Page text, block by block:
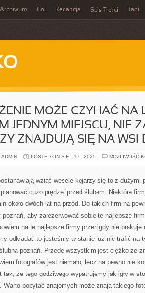
Archiwum Gol Redakcja Spis Treści Tagi
MOŻE CZYHAĆ NA
JEDNYM MIEJSCU, NIE
ZNAJDUJĄ SIĘ NA WSI
ADMIN POSTED ON SIE - 17 - 2025
MOŻLIWOŚĆ
wziąć wesele kojarzy się to z dużymi
dużo prędzej przed ślubem. Niektóre
około dwóch lat na przód. Do takich firm na
poznań, aby zarezerwować sobie te najlepsze
na te najlepsze firmy przenigdy nie
odkładać to jesteśmy w stanie już nie trafić na
poznań. Przede wszystkim jest ciężko ze
fotografów jest niemało, lecz na pewno nie
tak, że tego godziwego wypatrujemy jak igły w
Warto popytać znajomych może znają takiego